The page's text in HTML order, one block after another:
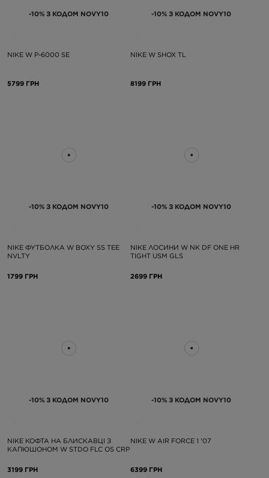
-10% З КОДОМ NOVY10
NIKE W P-6000 SE
5799 ГРН
-10% З КОДОМ NOVY10
NIKE W SHOX TL
8199 ГРН
-10% З КОДОМ NOVY10
NIKE ФУТБОЛКА W BOXY SS TEE
NVLTY
1799 ГРН
-10% З КОДОМ NOVY10
NIKE ЛОСИНИ W NK DF ONE HR
TIGHT USM GLS
2699 ГРН
-10% З КОДОМ NOVY10
NIKE КОФТА НА БЛИСКАВЦІ З
КАПЮШОНОМ W STDO FLC OS CRP
3199 ГРН
-10% З КОДОМ NOVY10
NIKE W AIR FORCE 1 '07
6399 ГРН